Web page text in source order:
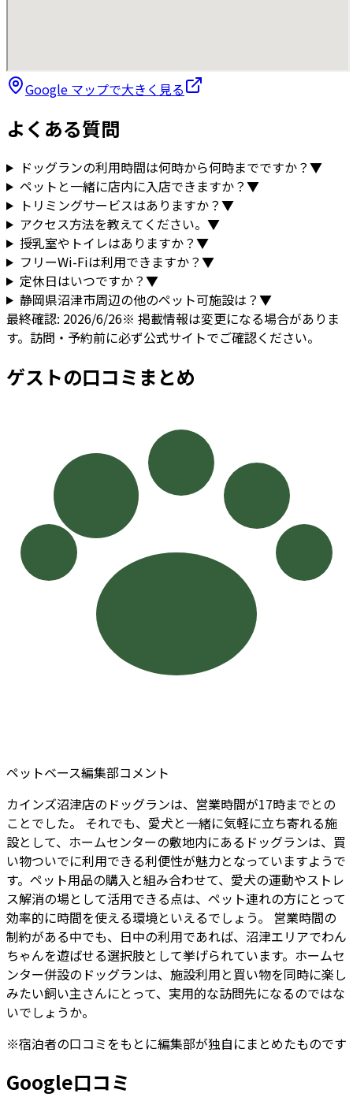
Google マップで大きく見る
よくある質問
ドッグランの利用時間は何時から何時までですか？▼
ペットと一緒に店内に入店できますか？▼
トリミングサービスはありますか？▼
アクセス方法を教えてください。 ▼
授乳室やトイレはありますか？▼
フリーWi-Fiは利用できますか？▼
定休日はいつですか？▼
静岡県沼津市周辺の他のペット可施設は？▼
最終確認: 2026/6/26※ 掲載情報は変更になる場合がありま
す。訪問・予約前に必ず公式サイトでご確認ください。
ゲストの口コミまとめ
ペットベース編集部コメント
カインズ沼津店のドッグランは、営業時間が17時までとの
ことでした。 それでも、愛犬と一緒に気軽に立ち寄れる施
設として、ホームセンターの敷地内にあるドッグランは、買
い物ついでに利用できる利便性が魅力となっていますようで
す。ペット用品の購入と組み合わせて、愛犬の運動やストレ
ス解消の場として活用できる点は、ペット連れの方にとって
効率的に時間を使える環境といえるでしょう。 営業時間の
制約がある中でも、日中の利用であれば、沼津エリアでわん
ちゃんを遊ばせる選択肢として挙げられています。ホームセ
ンター併設のドッグランは、施設利用と買い物を同時に楽し
みたい飼い主さんにとって、実用的な訪問先になるのではな
いでしょうか。
※宿泊者の口コミをもとに編集部が独自にまとめたものです
Google口コミ